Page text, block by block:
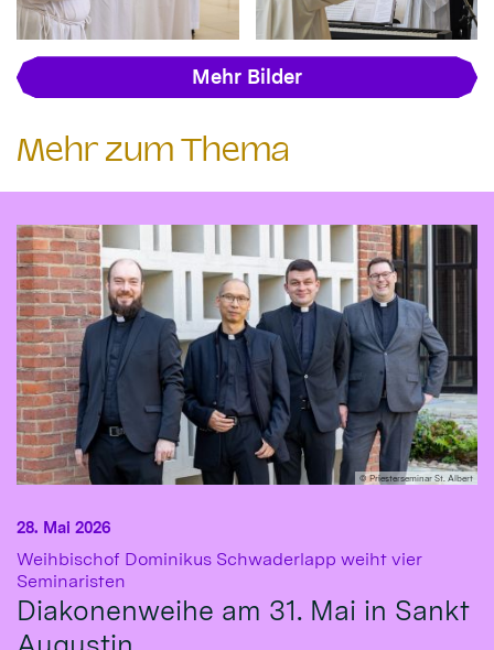
Mehr Bilder
Mehr zum Thema
© Priesterseminar St. Albert
Weihbischof Dominikus Schwaderlapp weiht vier
Seminaristen
Diakonenweihe am 31. Mai in Sankt
28. Mai 2026